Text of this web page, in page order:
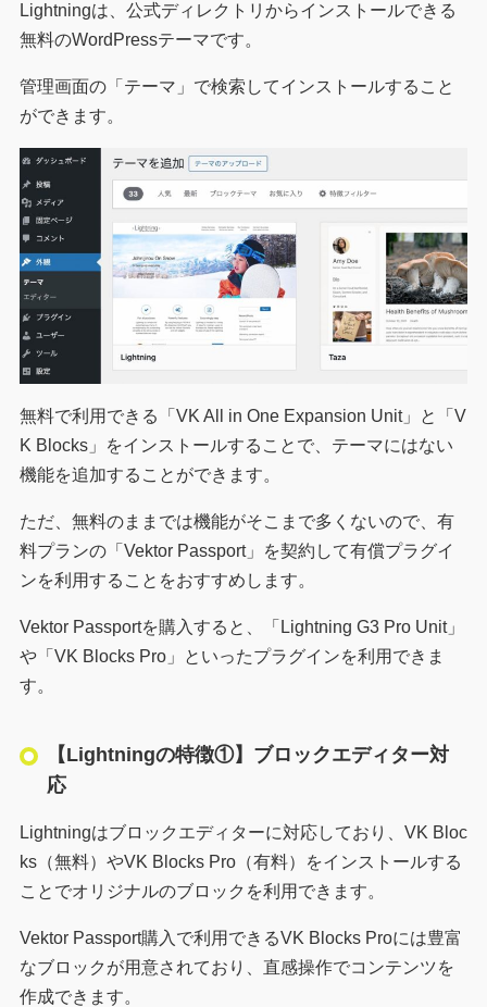
Lightningは、公式ディレクトリからインストールできる
無料のWordPressテーマです。
管理画面の「テーマ」で検索してインストールすること
ができます。
無料で利用できる「VK All in One Expansion Unit」と「V
K Blocks」をインストールすることで、テーマにはない
機能を追加することができます。
ただ、無料のままでは機能がそこまで多くないので、有
料プランの「Vektor Passport」を契約して有償プラグイ
ンを利用することをおすすめします。
Vektor Passportを購入すると、「Lightning G3 Pro Unit」
や「VK Blocks Pro」といったプラグインを利用できま
す。
【Lightningの特徴①】ブロックエディター対
応
Lightningはブロックエディターに対応しており、VK Bloc
ks（無料）やVK Blocks Pro（有料）をインストールする
ことでオリジナルのブロックを利用できます。
Vektor Passport購入で利用できるVK Blocks Proには豊富
なブロックが用意されており、直感操作でコンテンツを
作成できます。